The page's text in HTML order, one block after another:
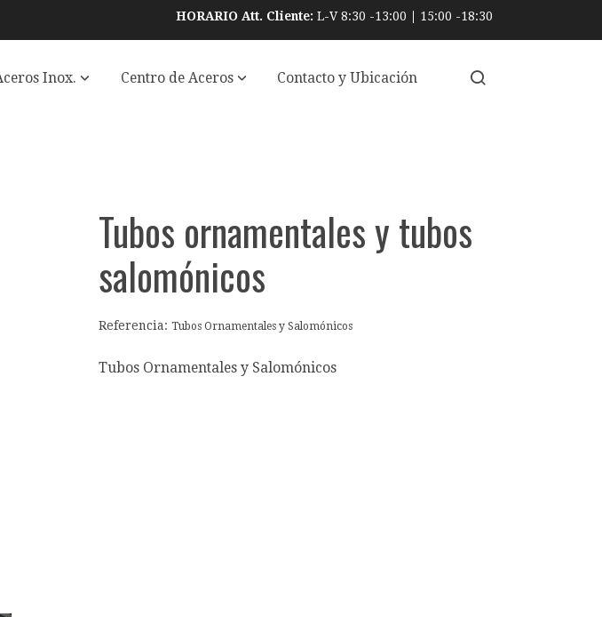
HORARIO Att. Cliente: L-V 8:30 -13:00 15:00 -18:30
Inox. Centro de Aceros Contacto y Ubicación
Tubos ornamentales y tubos
salomónicos
Referencia:Tubos Ornamentales y Salomónicos
Tubos Ornamentales y Salomónicos